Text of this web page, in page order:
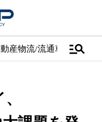
産物流/流通車 医学/健康
manage_search